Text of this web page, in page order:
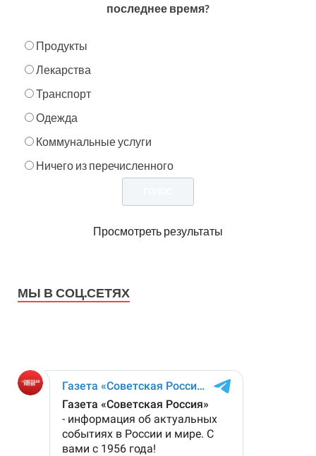
последнее время?
Продукты
Лекарства
Транспорт
Одежда
Коммунальные услуги
Ничего из перечисленного
Просмотреть результаты
МЫ В СОЦ.СЕТЯХ